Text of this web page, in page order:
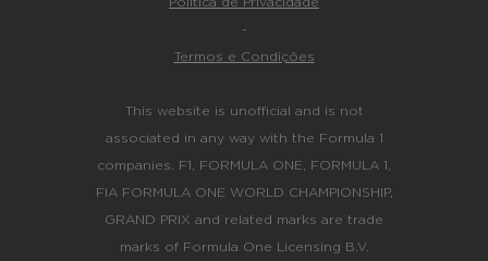
-
Termos e Condições
This website is unofficial and is not
associated in any way with the Formula 1
companies. F1, FORMULA ONE, FORMULA 1,
FIA FORMULA ONE WORLD CHAMPIONSHIP,
GRAND PRIX and related marks are trade
marks of Formula One Licensing B.V.